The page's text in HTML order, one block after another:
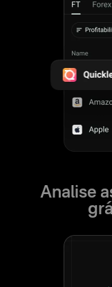
Analise